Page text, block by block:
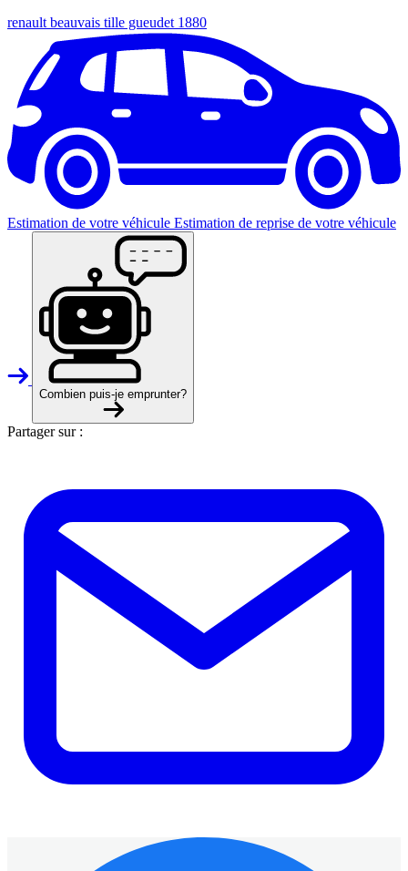
renault beauvais tille gueudet 1880
Estimation de votre véhicule Estimation de reprise de votre véhicule
Combien puis-je emprunter?
Partager sur :